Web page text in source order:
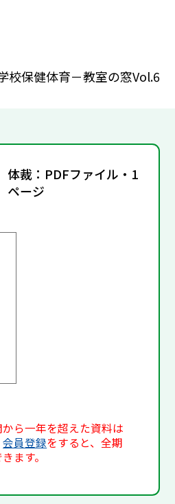
校保健体育－教室の窓Vol.6
体裁：PDFファイル・1
ページ
ら一年を超えた資料は
会員登録をすると、全期
ます。